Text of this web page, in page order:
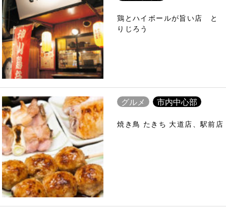
鶏とハイボールが旨い店 と
りじろう
グルメ 市内中心部
焼き鳥 たきち 大道店、駅前店